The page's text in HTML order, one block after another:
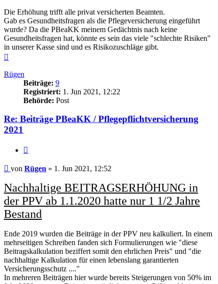
Die Erhöhung trifft alle privat versicherten Beamten.
Gab es Gesundheitsfragen als die Pflegeversicherung eingeführt
wurde? Da die PBeaKK meinem Gedächtnis nach keine
Gesundheitsfragen hat, könnte es sein das viele "schlechte Risiken"
in unserer Kasse sind und es Risikozuschläge gibt.
Rügen
Beiträge: 9
Registriert: 1. Jun 2021, 12:22
Behörde: Post
Re: Beiträge PBeaKK / Pflegepflichtversicherung
2021
Beitrag
von Rügen » 1. Jun 2021, 12:52
Nachhaltige BEITRAGSERHÖHUNG in
der PPV ab 1.1.2020 hatte nur 1 1/2 Jahre
Bestand
Ende 2019 wurden die Beiträge in der PPV neu kalkuliert. In einem
mehrseitigen Schreiben fanden sich Formulierungen wie "diese
Beitragskalkulation beziffert somit den ehrlichen Preis" und "die
nachhaltige Kalkulation für einen lebenslang garantierten
Versicherungsschutz ...."
In mehreren Beiträgen hier wurde bereits Steigerungen von 50% im